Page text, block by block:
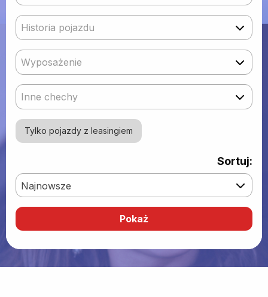
Historia pojazdu
Wyposażenie
Inne chechy
Tylko pojazdy z leasingiem
Sortuj:
Najnowsze